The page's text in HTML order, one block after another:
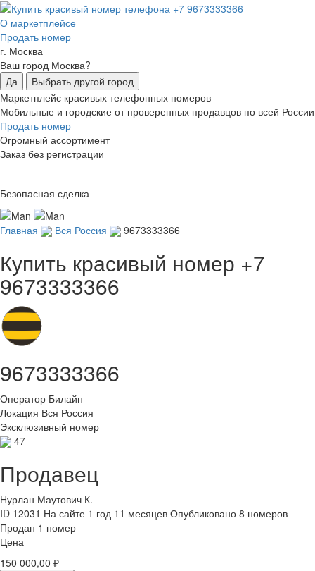
О маркетплейсе
Продать номер
г. Москва
Ваш город Москва?
Да
Выбрать другой город
Маркетплейс красивых телефонных номеров
Мобильные и городские от проверенных продавцов по всей России
Продать номер
Огромный ассортимент
Заказ без регистрации
Безопасная сделка
Главная Вся Россия 9673333366
Купить красивый номер +7
9673333366
9673333366
Оператор Билайн
Локация Вся Россия
Эксклюзивный номер
47
Продавец
Нурлан Маутович К.
ID 12031 На сайте 1 год 11 месяцев Опубликовано 8 номеров
Продан 1 номер
Цена
150 000,00 ₽